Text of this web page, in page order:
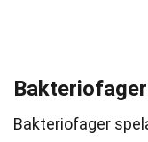
Bakteriofager